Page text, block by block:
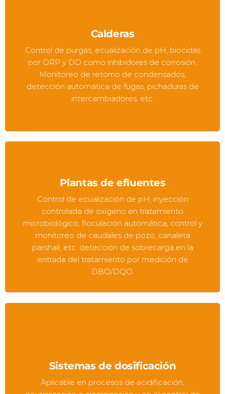
Calderas
Control de purgas, ecualización de pH, biocidas
por ORP y OD como inhibidores de corrosión.
Monitoreo de retorno de condensados,
detección automática de fugas, pichaduras de
intercambiadores, etc.
Plantas de efluentes
Control de ecualización de pH, inyección
controlada de oxígeno en tratamiento
microbiológico, floculación automática, control y
monitoreo de caudales de pozo, canaleta
parshall, etc. detección de sobrecarga en la
entrada del tratamiento por medición de
DBO/DQO.
Sistemas de dosificación
Aplicable en procesos de acidificación,